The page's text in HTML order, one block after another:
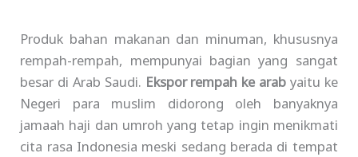
Produk bahan makanan dan minuman, khususnya
rempah-rempah, mempunyai bagian yang sangat
besar di Arab Saudi. Ekspor rempah ke arab yaitu ke
Negeri para muslim didorong oleh banyaknya
jamaah haji dan umroh yang tetap ingin menikmati
cita rasa Indonesia meski sedang berada di tempat